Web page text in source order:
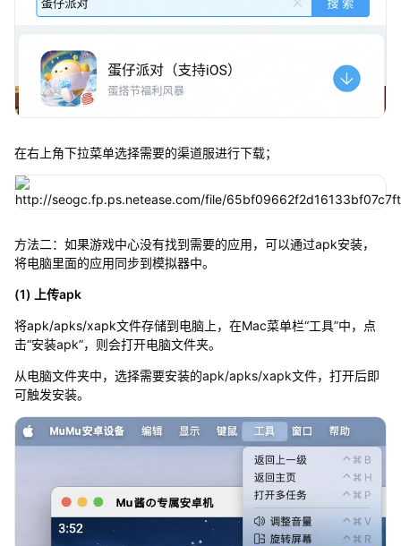
在右上角下拉菜单选择需要的渠道服进行下载；
方法二：如果游戏中心没有找到需要的应用，可以通过apk安装，
将电脑里面的应用同步到模拟器中。
(1) 上传apk
将apk/apks/xapk文件存储到电脑上，在Mac菜单栏“工具”中，点
击“安装apk”，则会打开电脑文件夹。
从电脑文件夹中，选择需要安装的apk/apks/xapk文件，打开后即
可触发安装。